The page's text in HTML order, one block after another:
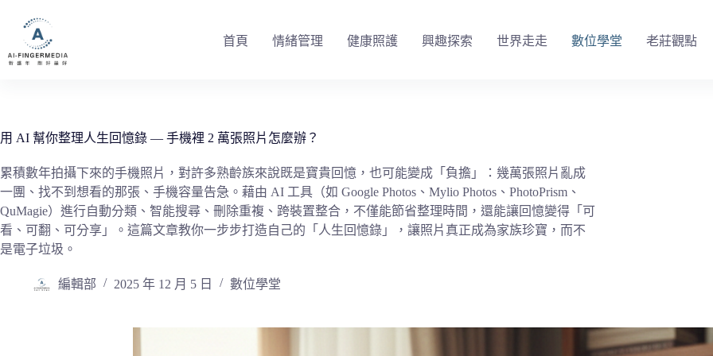
要
首頁 情緒管理 健康照護 興趣探索 世界走走 數位學堂 老莊觀點
用 AI 幫你整理人生回憶錄 — 手機裡 2 萬張照片怎麼辦？
累積數年拍攝下來的手機照片，對許多熟齡族來說既是寶貴回憶，也可能變成「負擔」：幾萬張照片亂成
一團、找不到想看的那張、手機容量告急。藉由 AI 工具（如 Google Photos、Mylio Photos、PhotoPrism、
QuMagie）進行自動分類、智能搜尋、刪除重複、跨裝置整合，不僅能節省整理時間，還能讓回憶變得「可
看、可翻、可分享」。這篇文章教你一步步打造自己的「人生回憶錄」，讓照片真正成為家族珍寶，而不
是電子垃圾。
編輯部 2025 年 12 月 5 日 數位學堂